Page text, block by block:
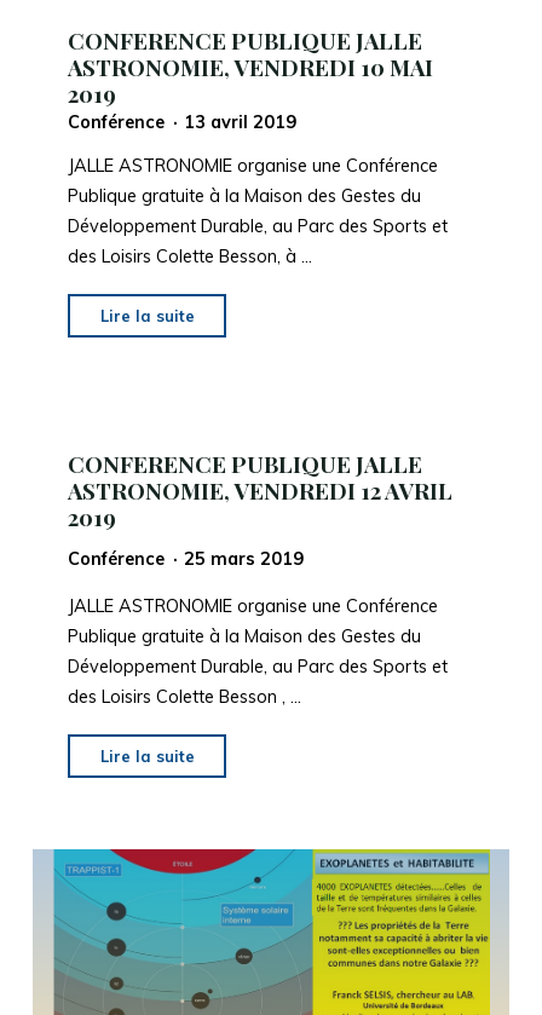
CONFERENCE PUBLIQUE JALLE
ASTRONOMIE, VENDREDI 10 MAI
2019
Conférence
13 avril 2019
JALLE ASTRONOMIE organise une Conférence
Publique gratuite à la Maison des Gestes du
Développement Durable, au Parc des Sports et
des Loisirs Colette Besson, à …
Lire la suite
PUBLIQUE
10
MAI
CONFERENCE PUBLIQUE JALLE
ASTRONOMIE, VENDREDI 12 AVRIL
2019
Conférence 25 mars 2019
JALLE ASTRONOMIE organise une Conférence
Publique gratuite à la Maison des Gestes du
Développement Durable, au Parc des Sports et
des Loisirs Colette Besson , …
Lire la suite
PUBLIQUE
ASTRONOMIE,
VENDREDI
12
2019"